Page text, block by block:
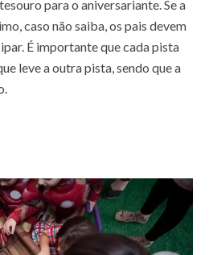
para o aniversariante. Se a
caso não saiba, os pais devem
É importante que cada pista
leve a outra pista, sendo que a